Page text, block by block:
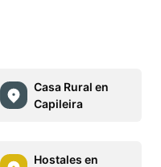
Casa Rural en
Capileira
Hostales en